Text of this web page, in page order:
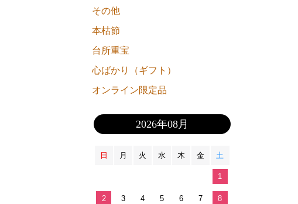
その他
本枯節
台所重宝
心ばかり（ギフト）
オンライン限定品
2026年08月
日 月 火 水 木 金 土
1
2 3 4 5 6 7 8